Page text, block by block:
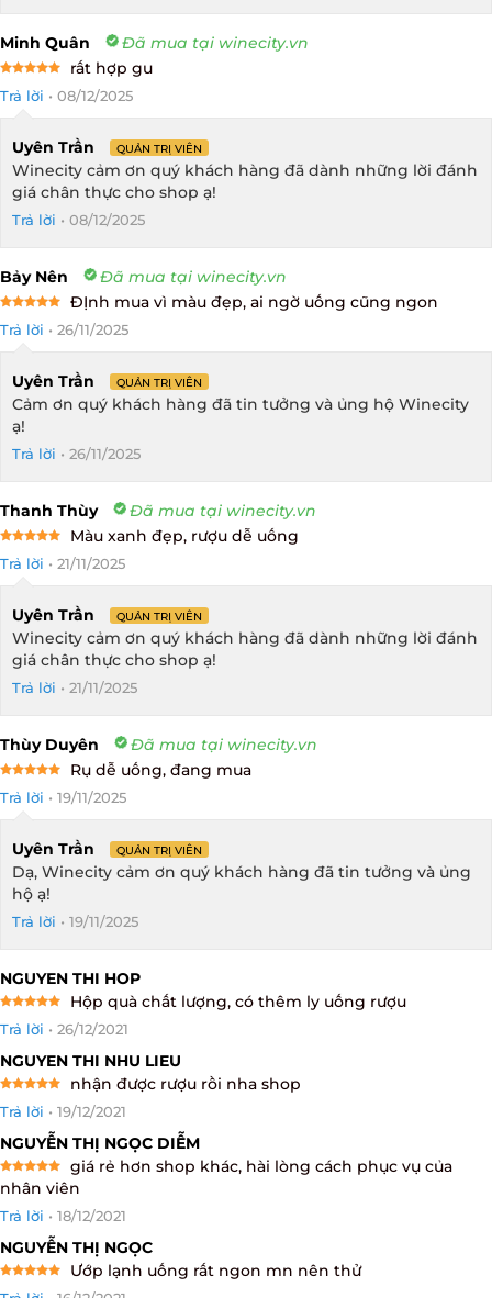
Minh Quân Đã mua tại winecity.vn
out of 5
rất hợp gu
Trả lời • 08/12/2025
Uyên Trần QUẢN TRỊ VIÊN
Winecity cảm ơn quý khách hàng đã dành những lời đánh
giá chân thực cho shop ạ!
Trả lời • 08/12/2025
Bảy Nên Đã mua tại winecity.vn
out of 5
ĐỊnh mua vì màu đẹp, ai ngờ uống cũng ngon
Trả lời • 26/11/2025
Uyên Trần QUẢN TRỊ VIÊN
Cảm ơn quý khách hàng đã tin tưởng và ủng hộ Winecity
ạ!
Trả lời • 26/11/2025
Thanh Thùy Đã mua tại winecity.vn
out of 5
Màu xanh đẹp, rượu dễ uống
Trả lời • 21/11/2025
Uyên Trần QUẢN TRỊ VIÊN
Winecity cảm ơn quý khách hàng đã dành những lời đánh
giá chân thực cho shop ạ!
Trả lời • 21/11/2025
Thùy Duyên Đã mua tại winecity.vn
out of 5
Rụ dễ uống, đang mua
Trả lời • 19/11/2025
Uyên Trần QUẢN TRỊ VIÊN
Dạ, Winecity cảm ơn quý khách hàng đã tin tưởng và ủng
hộ ạ!
Trả lời • 19/11/2025
NGUYEN THI HOP
out of 5
Hộp quà chất lượng, có thêm ly uống rượu
Trả lời • 26/12/2021
NGUYEN THI NHU LIEU
out of 5
nhận được rượu rồi nha shop
Trả lời • 19/12/2021
NGUYỄN THỊ NGỌC DIỄM
Rated5
out of 5
giá rẻ hơn shop khác, hài lòng cách phục vụ của
nhân viên
Trả lời • 18/12/2021
NGUYỄN THỊ NGỌC
Ướp lạnh uống rất ngon mn nên thử